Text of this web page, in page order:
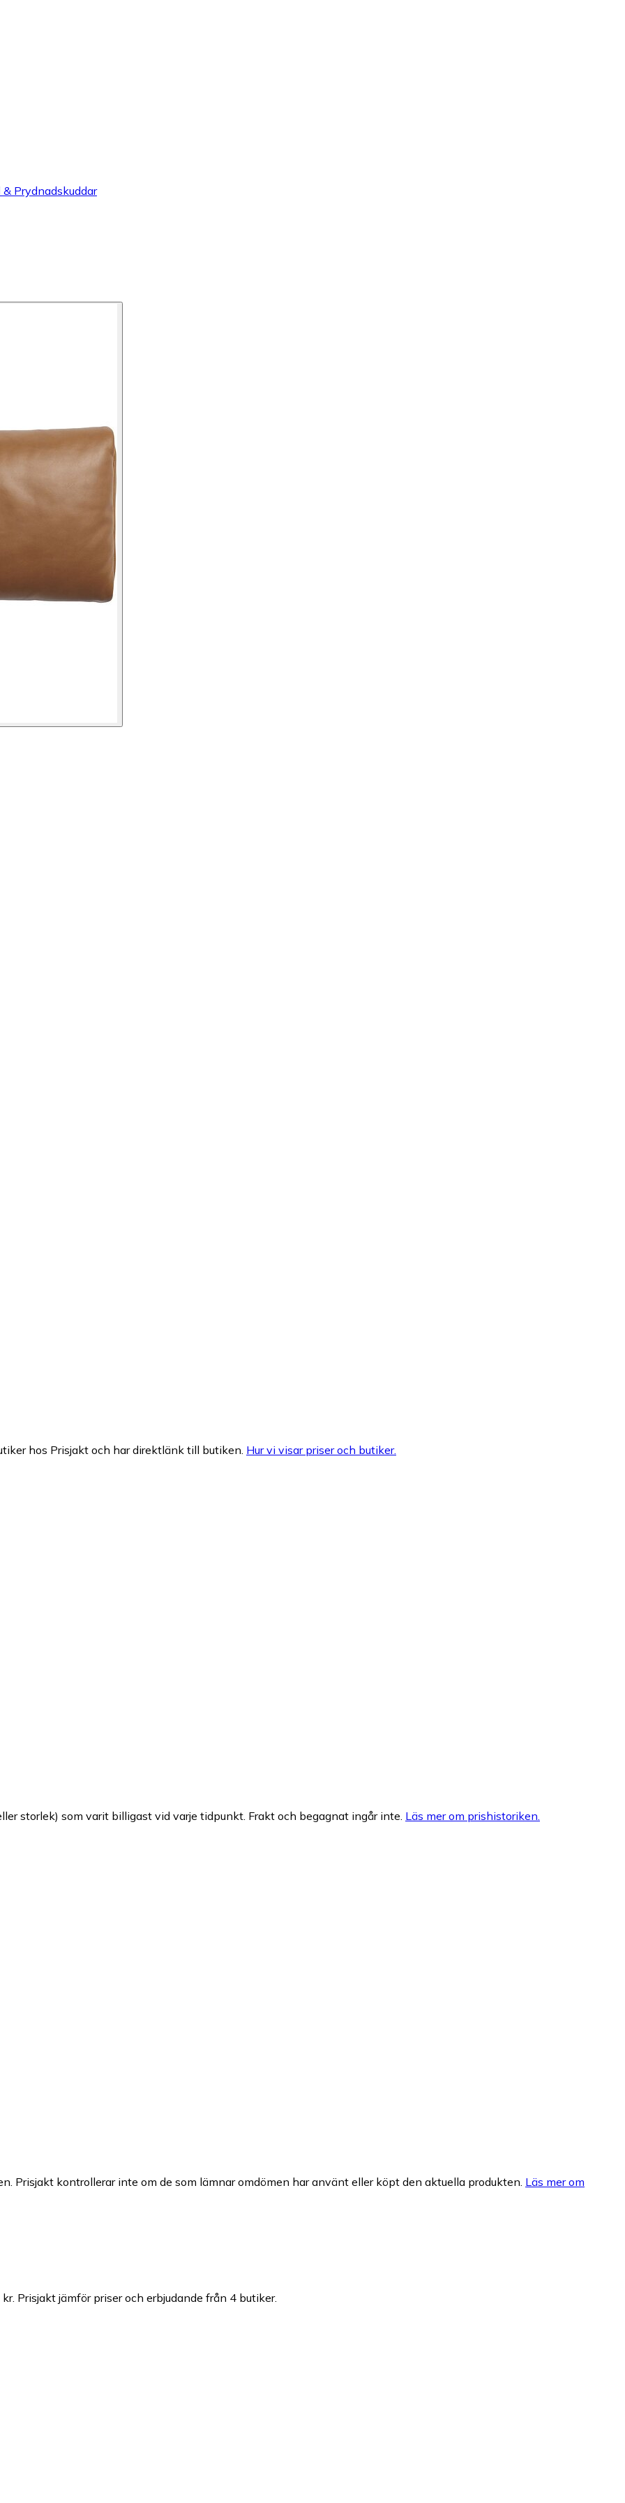
& Prydnadskuddar
hos Prisjakt och har direktlänk till butiken. Hur vi visar priser och butiker.
storlek) som varit billigast vid varje tidpunkt. Frakt och begagnat ingår inte. Läs mer om prishistoriken.
Prisjakt kontrollerar inte om de som lämnar omdömen har använt eller köpt den aktuella produkten. Läs mer om
Prisjakt jämför priser och erbjudande från 4 butiker.